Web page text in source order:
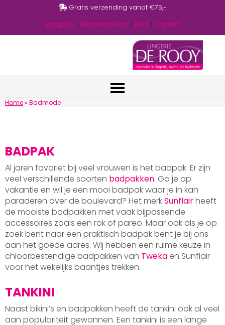
Gratis verzending vanaf €75,-
Inloggen | Klantenservice | Blog | Contact
Home» Badmode
BADPAK
Al jaren favoriet bij veel vrouwen is het badpak. Er zijn
veel verschillende soorten badpakken. Ga je op
vakantie en wil je een mooi badpak waar je in kan
paraderen over de boulevard? Het merkSunflairheeft
de mooiste badpakken met vaak bijpassende
accessoires zoals een rok of pareo. Maar ook als je op
zoek bent naar een praktisch badpak bent je bij ons
aan het goede adres. Wij hebben een ruime keuze in
chloorbestendige badpakken van Tweka en Sunflair
voor het wekelijks baantjes trekken.
TANKINI
Naast bikini’s en badpakken heeft de tankini ook al veel
aan populariteit gewonnen. Een tankini is een lange